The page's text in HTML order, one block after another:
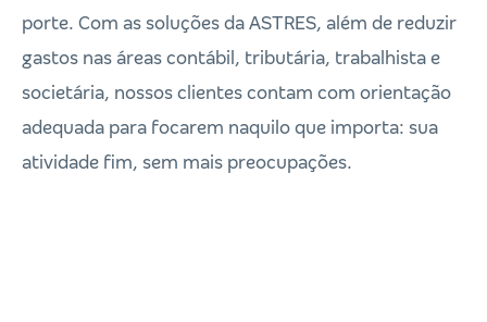
porte. Com as soluções da ASTRES, além de reduzir
gastos nas áreas contábil, tributária, trabalhista e
societária, nossos clientes contam com orientação
adequada para focarem naquilo que importa: sua
atividade fim, sem mais preocupações.